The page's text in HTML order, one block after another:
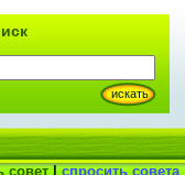
совет|спросить совета